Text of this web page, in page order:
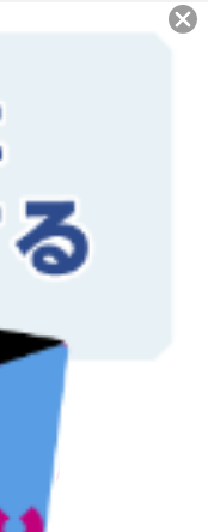
地球にやさしい大豆油イ
物油インキにて印刷を行
貢献しています。